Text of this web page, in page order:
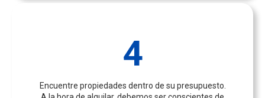
4
Encuentre propiedades dentro de su presupuesto.